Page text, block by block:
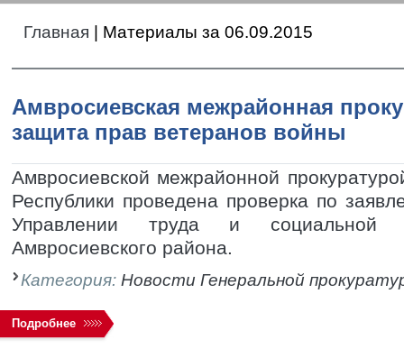
Главная | Материалы за 06.09.2015
Амвросиевская межрайонная
защита прав ветеранов войны
Амвросиевской межрайонной
Республики проведена проверка по
Управлении труда и социальной
Амвросиевского района.
Категория: Новости Генеральной
Подробнее